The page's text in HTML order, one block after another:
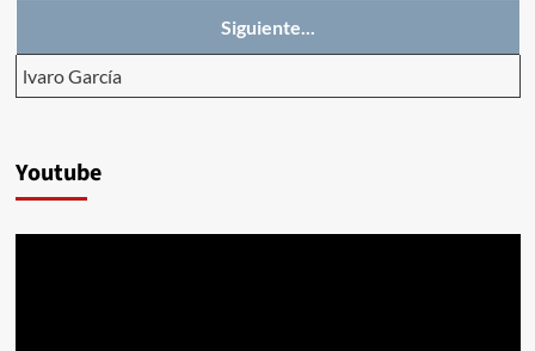
Siguiente...
lvaro García
Youtube